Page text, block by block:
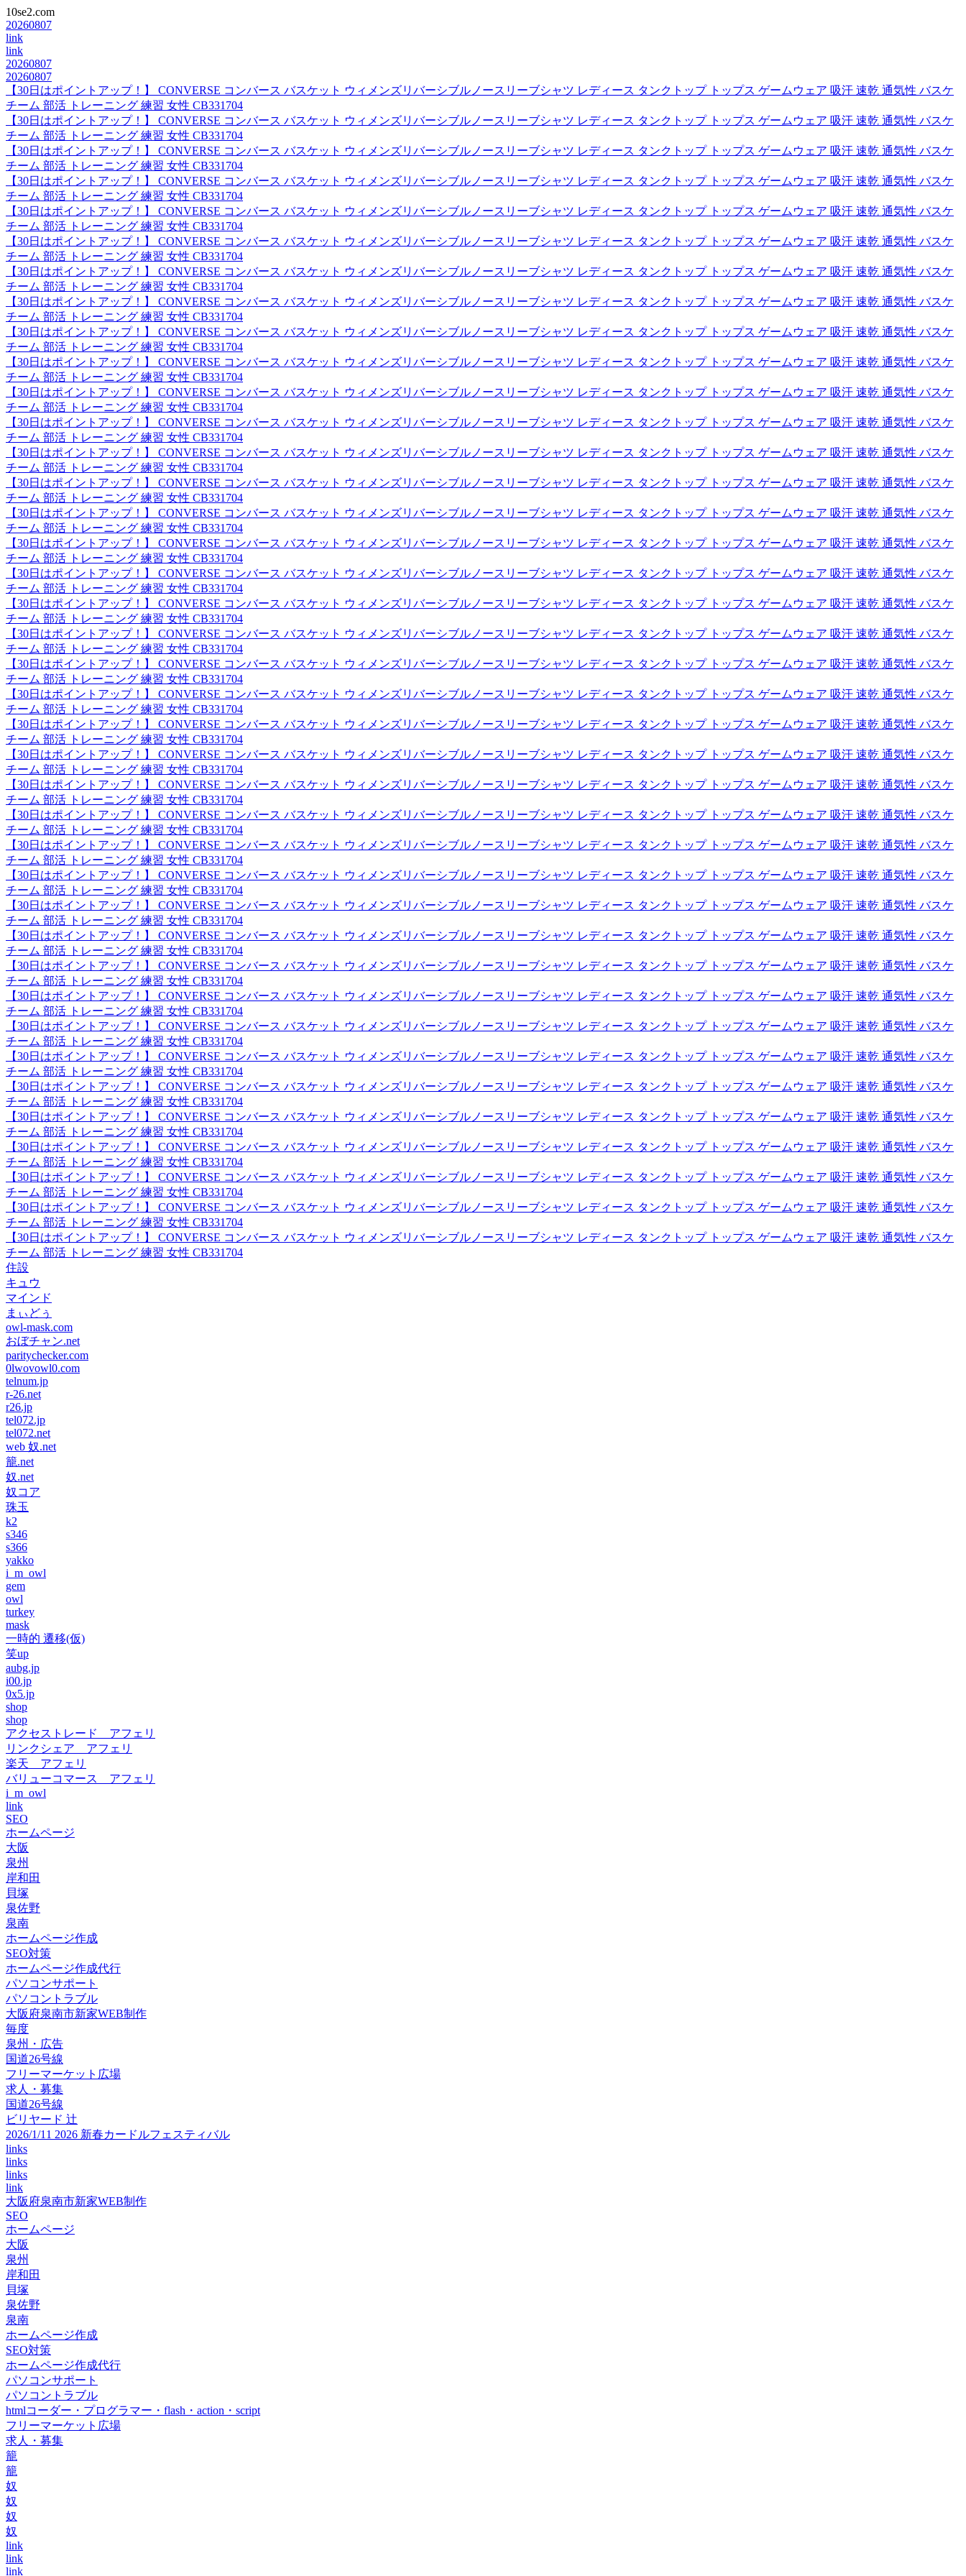
10se2.com
20260807
link
link
20260807
20260807
【30日はポイントアップ！】 CONVERSE コンバース バスケット ウィメンズリバーシブルノースリーブシャツ レディース タンクトップ トップス ゲームウェア 吸汗 速乾 通気性 バスケ
チーム 部活 トレーニング 練習 女性 CB331704
【30日はポイントアップ！】 CONVERSE コンバース バスケット ウィメンズリバーシブルノースリーブシャツ レディース タンクトップ トップス ゲームウェア 吸汗 速乾 通気性 バスケ
チーム 部活 トレーニング 練習 女性 CB331704
【30日はポイントアップ！】 CONVERSE コンバース バスケット ウィメンズリバーシブルノースリーブシャツ レディース タンクトップ トップス ゲームウェア 吸汗 速乾 通気性 バスケ
チーム 部活 トレーニング 練習 女性 CB331704
【30日はポイントアップ！】 CONVERSE コンバース バスケット ウィメンズリバーシブルノースリーブシャツ レディース タンクトップ トップス ゲームウェア 吸汗 速乾 通気性 バスケ
チーム 部活 トレーニング 練習 女性 CB331704
【30日はポイントアップ！】 CONVERSE コンバース バスケット ウィメンズリバーシブルノースリーブシャツ レディース タンクトップ トップス ゲームウェア 吸汗 速乾 通気性 バスケ
チーム 部活 トレーニング 練習 女性 CB331704
【30日はポイントアップ！】 CONVERSE コンバース バスケット ウィメンズリバーシブルノースリーブシャツ レディース タンクトップ トップス ゲームウェア 吸汗 速乾 通気性 バスケ
チーム 部活 トレーニング 練習 女性 CB331704
【30日はポイントアップ！】 CONVERSE コンバース バスケット ウィメンズリバーシブルノースリーブシャツ レディース タンクトップ トップス ゲームウェア 吸汗 速乾 通気性 バスケ
チーム 部活 トレーニング 練習 女性 CB331704
【30日はポイントアップ！】 CONVERSE コンバース バスケット ウィメンズリバーシブルノースリーブシャツ レディース タンクトップ トップス ゲームウェア 吸汗 速乾 通気性 バスケ
チーム 部活 トレーニング 練習 女性 CB331704
【30日はポイントアップ！】 CONVERSE コンバース バスケット ウィメンズリバーシブルノースリーブシャツ レディース タンクトップ トップス ゲームウェア 吸汗 速乾 通気性 バスケ
チーム 部活 トレーニング 練習 女性 CB331704
【30日はポイントアップ！】 CONVERSE コンバース バスケット ウィメンズリバーシブルノースリーブシャツ レディース タンクトップ トップス ゲームウェア 吸汗 速乾 通気性 バスケ
チーム 部活 トレーニング 練習 女性 CB331704
【30日はポイントアップ！】 CONVERSE コンバース バスケット ウィメンズリバーシブルノースリーブシャツ レディース タンクトップ トップス ゲームウェア 吸汗 速乾 通気性 バスケ
チーム 部活 トレーニング 練習 女性 CB331704
【30日はポイントアップ！】 CONVERSE コンバース バスケット ウィメンズリバーシブルノースリーブシャツ レディース タンクトップ トップス ゲームウェア 吸汗 速乾 通気性 バスケ
チーム 部活 トレーニング 練習 女性 CB331704
【30日はポイントアップ！】 CONVERSE コンバース バスケット ウィメンズリバーシブルノースリーブシャツ レディース タンクトップ トップス ゲームウェア 吸汗 速乾 通気性 バスケ
チーム 部活 トレーニング 練習 女性 CB331704
【30日はポイントアップ！】 CONVERSE コンバース バスケット ウィメンズリバーシブルノースリーブシャツ レディース タンクトップ トップス ゲームウェア 吸汗 速乾 通気性 バスケ
チーム 部活 トレーニング 練習 女性 CB331704
【30日はポイントアップ！】 CONVERSE コンバース バスケット ウィメンズリバーシブルノースリーブシャツ レディース タンクトップ トップス ゲームウェア 吸汗 速乾 通気性 バスケ
チーム 部活 トレーニング 練習 女性 CB331704
【30日はポイントアップ！】 CONVERSE コンバース バスケット ウィメンズリバーシブルノースリーブシャツ レディース タンクトップ トップス ゲームウェア 吸汗 速乾 通気性 バスケ
チーム 部活 トレーニング 練習 女性 CB331704
【30日はポイントアップ！】 CONVERSE コンバース バスケット ウィメンズリバーシブルノースリーブシャツ レディース タンクトップ トップス ゲームウェア 吸汗 速乾 通気性 バスケ
チーム 部活 トレーニング 練習 女性 CB331704
【30日はポイントアップ！】 CONVERSE コンバース バスケット ウィメンズリバーシブルノースリーブシャツ レディース タンクトップ トップス ゲームウェア 吸汗 速乾 通気性 バスケ
チーム 部活 トレーニング 練習 女性 CB331704
【30日はポイントアップ！】 CONVERSE コンバース バスケット ウィメンズリバーシブルノースリーブシャツ レディース タンクトップ トップス ゲームウェア 吸汗 速乾 通気性 バスケ
チーム 部活 トレーニング 練習 女性 CB331704
【30日はポイントアップ！】 CONVERSE コンバース バスケット ウィメンズリバーシブルノースリーブシャツ レディース タンクトップ トップス ゲームウェア 吸汗 速乾 通気性 バスケ
チーム 部活 トレーニング 練習 女性 CB331704
【30日はポイントアップ！】 CONVERSE コンバース バスケット ウィメンズリバーシブルノースリーブシャツ レディース タンクトップ トップス ゲームウェア 吸汗 速乾 通気性 バスケ
チーム 部活 トレーニング 練習 女性 CB331704
【30日はポイントアップ！】 CONVERSE コンバース バスケット ウィメンズリバーシブルノースリーブシャツ レディース タンクトップ トップス ゲームウェア 吸汗 速乾 通気性 バスケ
チーム 部活 トレーニング 練習 女性 CB331704
【30日はポイントアップ！】 CONVERSE コンバース バスケット ウィメンズリバーシブルノースリーブシャツ レディース タンクトップ トップス ゲームウェア 吸汗 速乾 通気性 バスケ
チーム 部活 トレーニング 練習 女性 CB331704
【30日はポイントアップ！】 CONVERSE コンバース バスケット ウィメンズリバーシブルノースリーブシャツ レディース タンクトップ トップス ゲームウェア 吸汗 速乾 通気性 バスケ
チーム 部活 トレーニング 練習 女性 CB331704
【30日はポイントアップ！】 CONVERSE コンバース バスケット ウィメンズリバーシブルノースリーブシャツ レディース タンクトップ トップス ゲームウェア 吸汗 速乾 通気性 バスケ
チーム 部活 トレーニング 練習 女性 CB331704
【30日はポイントアップ！】 CONVERSE コンバース バスケット ウィメンズリバーシブルノースリーブシャツ レディース タンクトップ トップス ゲームウェア 吸汗 速乾 通気性 バスケ
チーム 部活 トレーニング 練習 女性 CB331704
【30日はポイントアップ！】 CONVERSE コンバース バスケット ウィメンズリバーシブルノースリーブシャツ レディース タンクトップ トップス ゲームウェア 吸汗 速乾 通気性 バスケ
チーム 部活 トレーニング 練習 女性 CB331704
【30日はポイントアップ！】 CONVERSE コンバース バスケット ウィメンズリバーシブルノースリーブシャツ レディース タンクトップ トップス ゲームウェア 吸汗 速乾 通気性 バスケ
チーム 部活 トレーニング 練習 女性 CB331704
【30日はポイントアップ！】 CONVERSE コンバース バスケット ウィメンズリバーシブルノースリーブシャツ レディース タンクトップ トップス ゲームウェア 吸汗 速乾 通気性 バスケ
チーム 部活 トレーニング 練習 女性 CB331704
【30日はポイントアップ！】 CONVERSE コンバース バスケット ウィメンズリバーシブルノースリーブシャツ レディース タンクトップ トップス ゲームウェア 吸汗 速乾 通気性 バスケ
チーム 部活 トレーニング 練習 女性 CB331704
【30日はポイントアップ！】 CONVERSE コンバース バスケット ウィメンズリバーシブルノースリーブシャツ レディース タンクトップ トップス ゲームウェア 吸汗 速乾 通気性 バスケ
チーム 部活 トレーニング 練習 女性 CB331704
【30日はポイントアップ！】 CONVERSE コンバース バスケット ウィメンズリバーシブルノースリーブシャツ レディース タンクトップ トップス ゲームウェア 吸汗 速乾 通気性 バスケ
チーム 部活 トレーニング 練習 女性 CB331704
【30日はポイントアップ！】 CONVERSE コンバース バスケット ウィメンズリバーシブルノースリーブシャツ レディース タンクトップ トップス ゲームウェア 吸汗 速乾 通気性 バスケ
チーム 部活 トレーニング 練習 女性 CB331704
【30日はポイントアップ！】 CONVERSE コンバース バスケット ウィメンズリバーシブルノースリーブシャツ レディース タンクトップ トップス ゲームウェア 吸汗 速乾 通気性 バスケ
チーム 部活 トレーニング 練習 女性 CB331704
【30日はポイントアップ！】 CONVERSE コンバース バスケット ウィメンズリバーシブルノースリーブシャツ レディース タンクトップ トップス ゲームウェア 吸汗 速乾 通気性 バスケ
チーム 部活 トレーニング 練習 女性 CB331704
【30日はポイントアップ！】 CONVERSE コンバース バスケット ウィメンズリバーシブルノースリーブシャツ レディース タンクトップ トップス ゲームウェア 吸汗 速乾 通気性 バスケ
チーム 部活 トレーニング 練習 女性 CB331704
【30日はポイントアップ！】 CONVERSE コンバース バスケット ウィメンズリバーシブルノースリーブシャツ レディース タンクトップ トップス ゲームウェア 吸汗 速乾 通気性 バスケ
チーム 部活 トレーニング 練習 女性 CB331704
【30日はポイントアップ！】 CONVERSE コンバース バスケット ウィメンズリバーシブルノースリーブシャツ レディース タンクトップ トップス ゲームウェア 吸汗 速乾 通気性 バスケ
チーム 部活 トレーニング 練習 女性 CB331704
【30日はポイントアップ！】 CONVERSE コンバース バスケット ウィメンズリバーシブルノースリーブシャツ レディース タンクトップ トップス ゲームウェア 吸汗 速乾 通気性 バスケ
チーム 部活 トレーニング 練習 女性 CB331704
住設
キュウ
マインド
まぃどぅ
owl-mask.com
おぼチャン.net
paritychecker.com
0lwovowl0.com
telnum.jp
r-26.net
r26.jp
tel072.jp
tel072.net
web 奴.net
籠.net
奴.net
奴コア
珠玉
k2
s346
s366
yakko
i_m_owl
gem
owl
turkey
mask
一時的 遷移(仮)
笑up
aubg.jp
i00.jp
0x5.jp
shop
shop
アクセストレード アフェリ
リンクシェア アフェリ
楽天 アフェリ
バリューコマース アフェリ
i_m_owl
link
SEO
ホームページ
大阪
泉州
岸和田
貝塚
泉佐野
泉南
ホームページ作成
SEO対策
ホームページ作成代行
パソコンサポート
パソコントラブル
大阪府泉南市新家WEB制作
毎度
泉州・広告
国道26号線
フリーマーケット広場
求人・募集
国道26号線
ビリヤード 辻
2026/1/11 2026 新春カードルフェスティバル
links
links
links
link
大阪府泉南市新家WEB制作
SEO
ホームページ
大阪
泉州
岸和田
貝塚
泉佐野
泉南
ホームページ作成
SEO対策
ホームページ作成代行
パソコンサポート
パソコントラブル
htmlコーダー・プログラマー・flash・action・script
フリーマーケット広場
求人・募集
籠
籠
奴
奴
奴
奴
link
link
link